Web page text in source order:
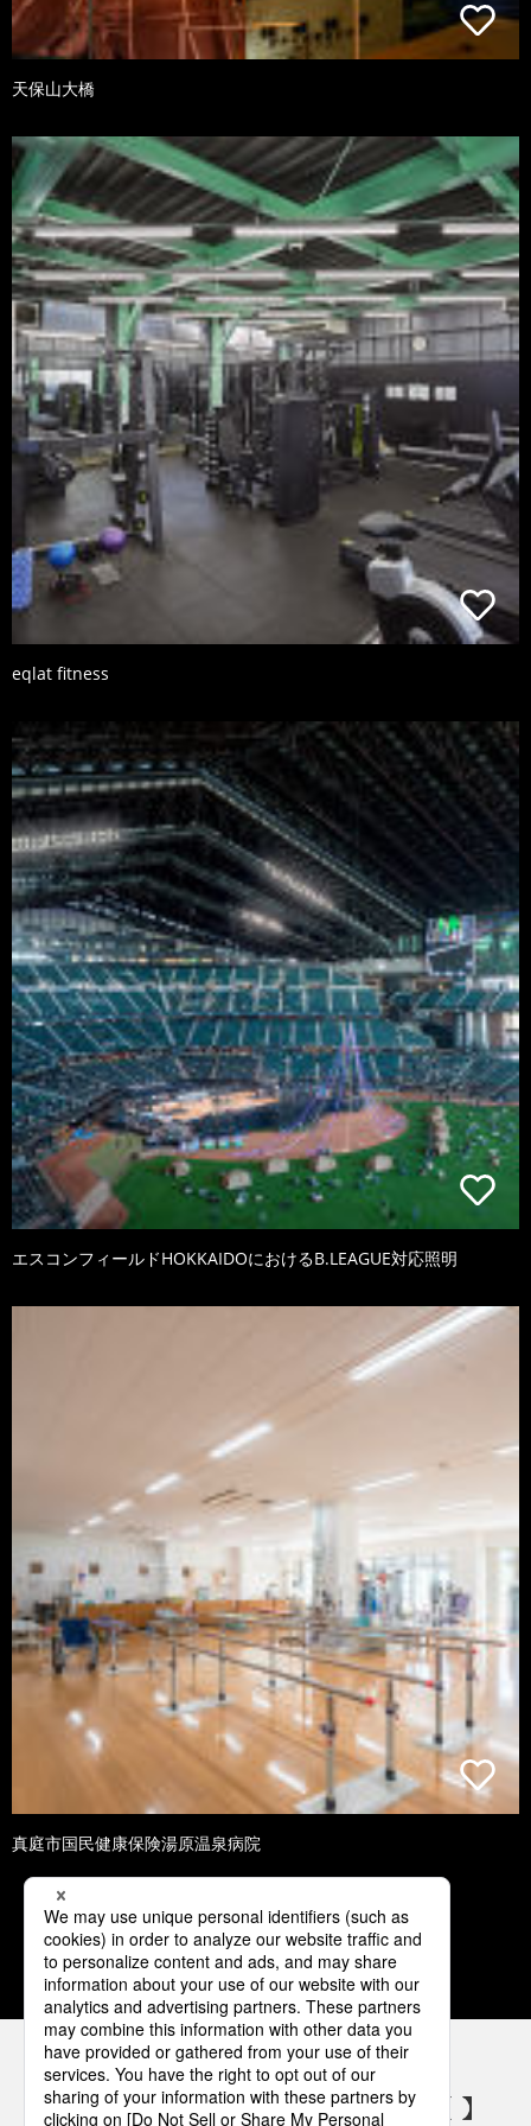
天保山大橋
eqlat fitness
エスコンフィールドHOKKAIDOにおけるB.LEAGUE対応照明
真庭市国民健康保険湯原温泉病院
1 2 3 4 5
パナソニックの電気設備 SNSアカウント